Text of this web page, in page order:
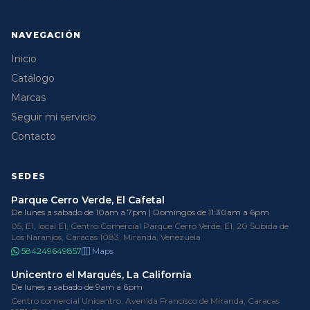
NAVEGACIÓN
Inicio
Catálogo
Marcas
Seguir mi servicio
Contacto
SEDES
Parque Cerro Verde, El Cafetal
De lunes a sabado de 10am a 7pm | Domingos de 11:30am a 6pm
05, E1, local E1, Centro Comercial Parque Cerro Verde, E1, 20 Subida de
Los Naranjos, Caracas 1083, Miranda, Venezuela
584249649857
Maps
Unicentro el Marqués, La California
De lunes a sabado de 9am a 6pm
Centro comercial Unicentro, Avenida Francisco de Miranda, Caracas